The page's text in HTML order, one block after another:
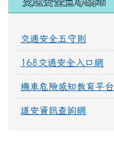
交通安全五守則
168交通安全入口網
機車危險感知教育平台
道安資訊查詢網